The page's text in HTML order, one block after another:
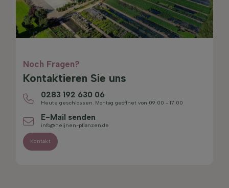
Noch Fragen?
Kontaktieren Sie uns
0283 192 630 06
Heute geschlossen. Montag geöffnet von 09:00 - 17:00
E-Mail senden
info@heijnen-pflanzen.de
Kontakt